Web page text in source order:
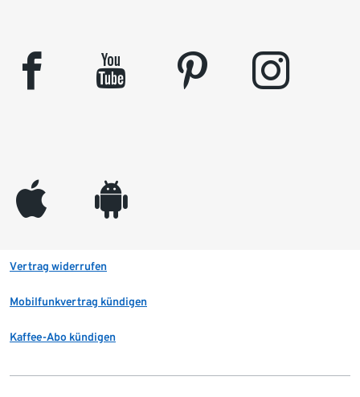
facebook youtube pinterest instagram
appleinc android
Vertrag widerrufen
Mobilfunkvertrag kündigen
Kaffee-Abo kündigen